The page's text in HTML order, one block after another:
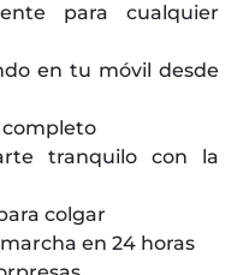
para cualquier
en tu móvil desde
completo
tranquilo con la
colgar
en 24 horas